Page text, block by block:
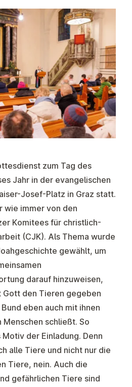
zum Tag des
Jahr in der evangelischen
Josef-Platz in Graz statt.
wie immer von den
Komitees für christlich-
(CJK). Als Thema wurde
gewählt, um
darauf hinzuweisen,
den Tieren gegeben
eben auch mit ihnen
Menschen schließt. So
der Einladung. Denn
alle Tiere und nicht nur die
Tiere, nein. Auch die
gefährlichen Tiere sind